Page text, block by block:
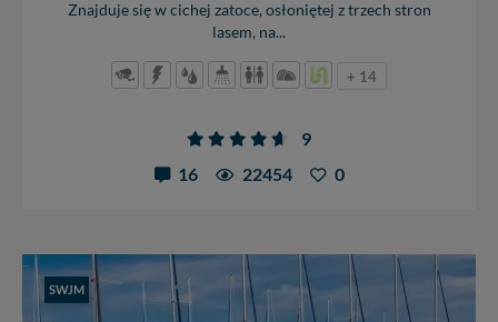
Znajduje się w cichej zatoce, osłoniętej z trzech stron
lasem, na...
+ 14
9
16
22454 0
SWJM